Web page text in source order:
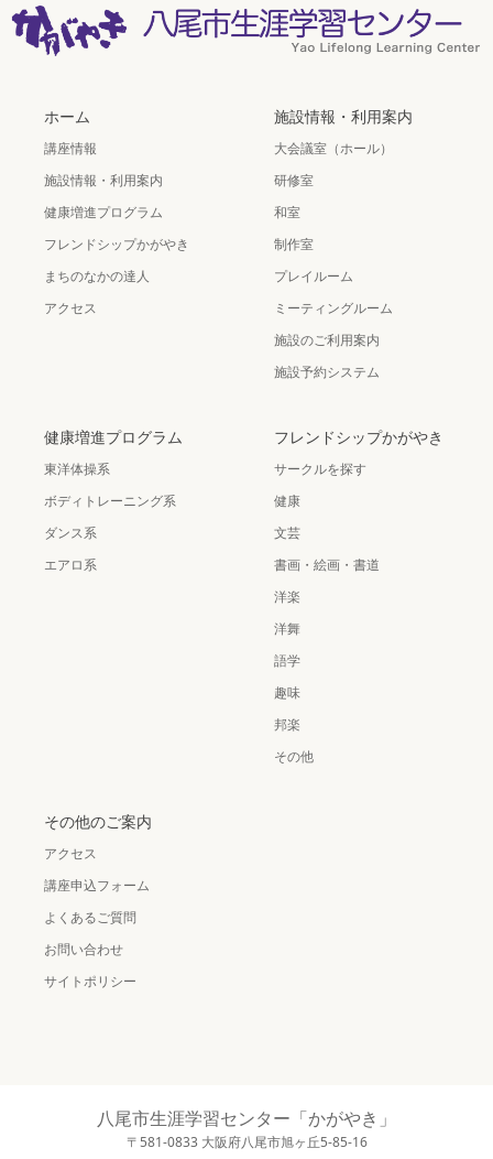
ホーム
講座情報
施設情報・利用案内
健康増進プログラム
フレンドシップかがやき
まちのなかの達人
アクセス
施設情報・利用案内
大会議室（ホール）
研修室
和室
制作室
プレイルーム
ミーティングルーム
施設のご利用案内
施設予約システム
健康増進プログラム
東洋体操系
ボディトレーニング系
ダンス系
エアロ系
フレンドシップかがやき
サークルを探す
健康
文芸
書画・絵画・書道
洋楽
洋舞
語学
趣味
邦楽
その他
その他のご案内
アクセス
講座申込フォーム
よくあるご質問
お問い合わせ
サイトポリシー
八尾市生涯学習センター「かがやき」
〒581-0833 大阪府八尾市旭ヶ丘5-85-16